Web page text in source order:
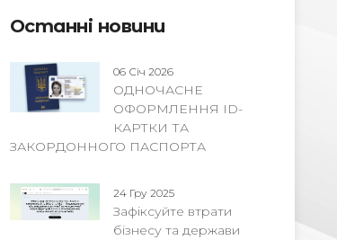
Останні новини
06 Січ 2026
ОДНОЧАСНЕ
ОФОРМЛЕННЯ ID-
КАРТКИ ТА
ЗАКОРДОННОГО ПАСПОРТА
24 Гру 2025
Зафіксуйте втрати
бізнесу та держави